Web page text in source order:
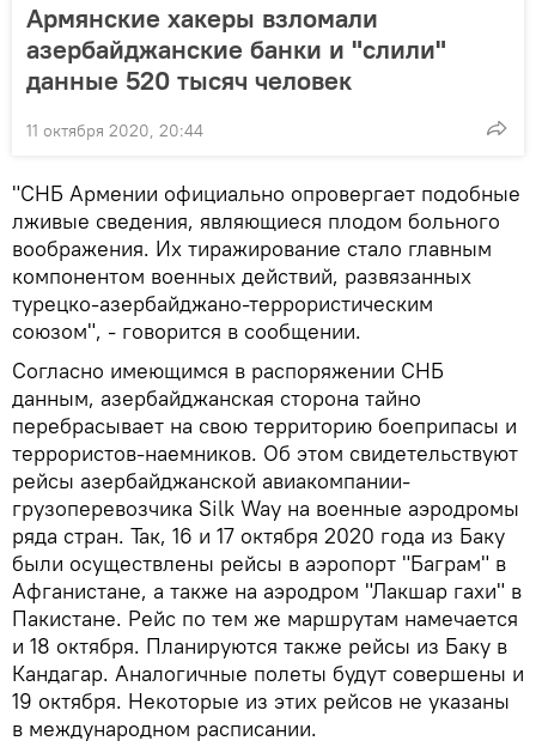
Армянские хакеры взломали
азербайджанские банки и "слили"
данные 520 тысяч человек
11 октября 2020, 20:44
"СНБ Армении официально опровергает подобные
лживые сведения, являющиеся плодом больного
воображения. Их тиражирование стало главным
компонентом военных действий, развязанных
турецко-азербайджано-террористическим
союзом", - говорится в сообщении.
Согласно имеющимся в распоряжении СНБ
данным, азербайджанская сторона тайно
перебрасывает на свою территорию боеприпасы и
террористов-наемников. Об этом свидетельствуют
рейсы азербайджанской авиакомпании-
грузоперевозчика Silk Way на военные аэродромы
ряда стран. Так, 16 и 17 октября 2020 года из Баку
были осуществлены рейсы в аэропорт "Баграм" в
Афганистане, а также на аэродром "Лакшар гахи" в
Пакистане. Рейс по тем же маршрутам намечается
и 18 октября. Планируются также рейсы из Баку в
Кандагар. Аналогичные полеты будут совершены и
19 октября. Некоторые из этих рейсов не указаны
в международном расписании.